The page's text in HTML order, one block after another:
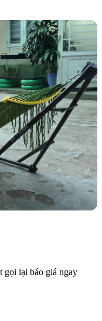
gọi lại báo giá ngay